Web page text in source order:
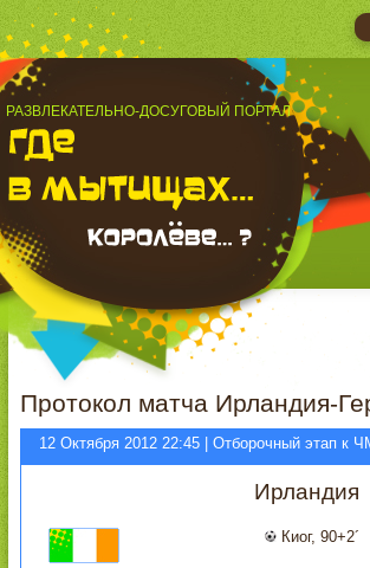
РАЗВЛЕКАТЕЛЬНО-ДОСУГОВЫЙ ПОРТАЛ
Протокол матча Ирландия-
12 Октября 2012 22:45 | Отборочный этап к
Ирландия
Киог, 90+2´